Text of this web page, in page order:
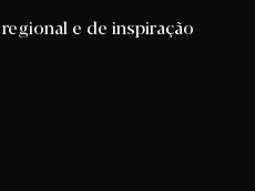
e de inspiração